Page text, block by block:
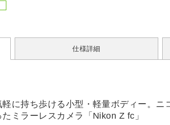
仕様詳細
に持ち歩ける小型・軽量ボディー。
ミラーレスカメラ「Nikon Z fc」